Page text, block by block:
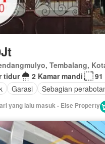
tidur
2 Kamar mandi
91
Garasi Sebagian
yang lalu masuk - Else Property